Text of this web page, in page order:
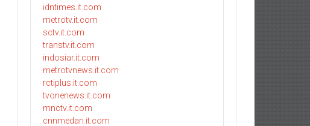
idntimes.it.com
metrotv.it.com
sctv.it.com
transtv.it.com
indosiar.it.com
metrotvnews.it.com
rctiplus.it.com
tvonenews.it.com
mnctv.it.com
cnnmedan.it.com